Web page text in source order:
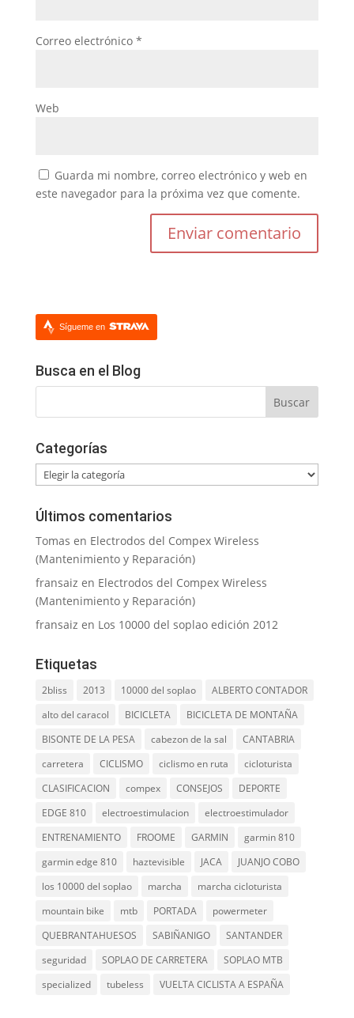
Correo electrónico *
Web
Guarda mi nombre, correo electrónico y web en
este navegador para la próxima vez que comente.
Sígueme en
Busca en el Blog
Categorías
Categorías
Últimos comentarios
Tomas en Electrodos del Compex Wireless
(Mantenimiento y Reparación)
fransaiz en Electrodos del Compex Wireless
(Mantenimiento y Reparación)
fransaiz en Los 10000 del soplao edición 2012
Etiquetas
2bliss 2013 10000 del soplao
ALBERTO CONTADOR
alto del caracol
BICICLETA
BICICLETA DE MONTAÑA
BISONTE DE LA PESA
cabezon de la sal
CANTABRIA
carretera
CICLISMO ciclismo en ruta
cicloturista
CLASIFICACION
compex CONSEJOS
DEPORTE
EDGE 810
electroestimulacion
electroestimulador
ENTRENAMIENTO
FROOME GARMIN
garmin 810
garmin edge 810
haztevisible JACA
JUANJO COBO
los 10000 del soplao
marcha
marcha cicloturista
mountain bike
mtb PORTADA
powermeter
QUEBRANTAHUESOS
SABIÑANIGO
SANTANDER
seguridad
SOPLAO DE CARRETERA
SOPLAO MTB
specialized
tubeless VUELTA CICLISTA A ESPAÑA